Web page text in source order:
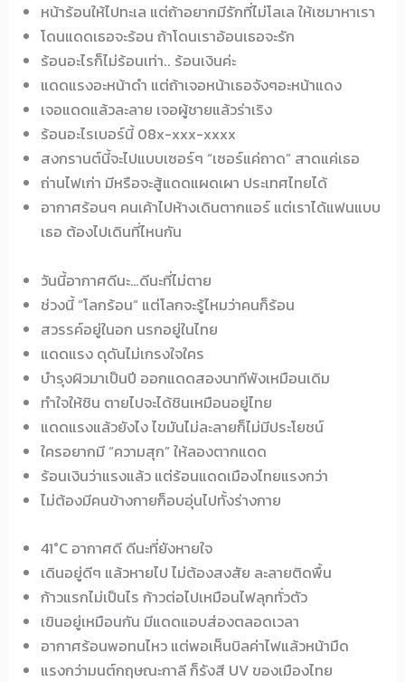
หน้าร้อนให้ไปทะเล แต่ถ้าอยากมีรักที่ไม่โลเล ให้เซมาหาเรา
โดนแดดเธอจะร้อน ถ้าโดนเราอ้อนเธอจะรัก
ร้อนอะไรก็ไม่ร้อนเท่า.. ร้อนเงินค่ะ
แดดแรงอะหน้าดำ แต่ถ้าเจอหน้าเธอจังๆอะหน้าแดง
เจอแดดแล้วละลาย เจอผู้ชายแล้วร่าเริง
ร้อนอะไรเบอร์นี้ 08x-xxx-xxxx
สงกรานต์นี้จะไปแบบเซอร์ๆ “เซอร์แค่ถาด” สาดแค่เธอ
ถ่านไฟเก่า มีหรือจะสู้แดดแผดเผา ประเทศไทยได้
อากาศร้อนๆ คนเค้าไปห้างเดินตากแอร์ แต่เราได้แฟนแบบ
เธอ ต้องไปเดินที่ไหนกัน
วันนี้อากาศดีนะ…ดีนะที่ไม่ตาย
ช่วงนี้ “โลกร้อน” แต่โลกจะรู้ไหมว่าคนก็ร้อน
สวรรค์อยู่ในอก นรกอยู่ในไทย
แดดแรง ดุดันไม่เกรงใจใคร
บำรุงผิวมาเป็นปี ออกแดดสองนาทีพังเหมือนเดิม
ทำใจให้ชิน ตายไปจะได้ชินเหมือนอยู่ไทย
แดดแรงแล้วยังไง ไขมันไม่ละลายก็ไม่มีประโยชน์
ใครอยากมี “ความสุก” ให้ลองตากแดด
ร้อนเงินว่าแรงแล้ว แต่ร้อนแดดเมืองไทยแรงกว่า
ไม่ต้องมีคนข้างกายก็อบอุ่นไปทั้งร่างกาย
41°C อากาศดี ดีนะที่ยังหายใจ
เดินอยู่ดีๆ แล้วหายไป ไม่ต้องสงสัย ละลายติดพื้น
ก้าวแรกไม่เป็นไร ก้าวต่อไปเหมือนไฟลุกทั่วตัว
เขินอยู่เหมือนกัน มีแดดแอบส่องตลอดเวลา
อากาศร้อนพอทนไหว แต่พอเห็นบิลค่าไฟแล้วหน้ามืด
แรงกว่ามนต์กฤษณะกาลี ก็รังสี UV ของเมืองไทย